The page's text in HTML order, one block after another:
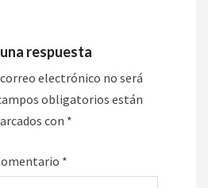
respuesta
electrónico no será
obligatorios están
con *
*